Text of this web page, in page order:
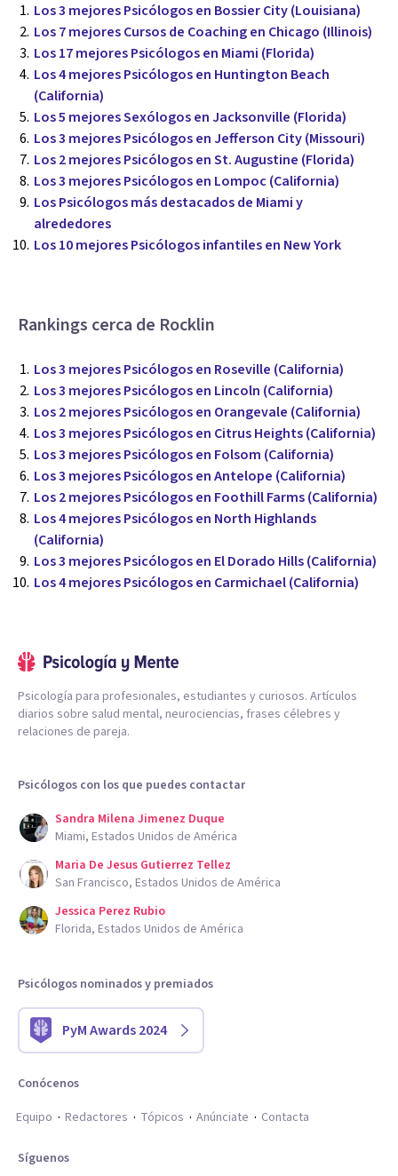
Los 3 mejores Psicólogos en Bossier City (Louisiana)
Los 7 mejores Cursos de Coaching en Chicago (Illinois)
Los 17 mejores Psicólogos en Miami (Florida)
Los 4 mejores Psicólogos en Huntington Beach
(California)
Los 5 mejores Sexólogos en Jacksonville (Florida)
Los 3 mejores Psicólogos en Jefferson City (Missouri)
Los 2 mejores Psicólogos en St. Augustine (Florida)
Los 3 mejores Psicólogos en Lompoc (California)
Los Psicólogos más destacados de Miami y
alrededores
Los 10 mejores Psicólogos infantiles en New York
Rankings cerca de Rocklin
Los 3 mejores Psicólogos en Roseville (California)
Los 3 mejores Psicólogos en Lincoln (California)
Los 2 mejores Psicólogos en Orangevale (California)
Los 3 mejores Psicólogos en Citrus Heights (California)
Los 3 mejores Psicólogos en Folsom (California)
Los 3 mejores Psicólogos en Antelope (California)
Los 2 mejores Psicólogos en Foothill Farms (California)
Los 4 mejores Psicólogos en North Highlands
(California)
Los 3 mejores Psicólogos en El Dorado Hills (California)
Los 4 mejores Psicólogos en Carmichael (California)
Psicología para profesionales, estudiantes y curiosos. Artículos
diarios sobre salud mental, neurociencias, frases célebres y
relaciones de pareja.
Psicólogos con los que puedes contactar
Sandra Milena Jimenez Duque
Miami, Estados Unidos de América
Maria De Jesus Gutierrez Tellez
San Francisco, Estados Unidos de América
Jessica Perez Rubio
Florida, Estados Unidos de América
Psicólogos nominados y premiados
PyM Awards 2024
Conócenos
Equipo
Redactores Tópicos Anúnciate Contacta
Síguenos